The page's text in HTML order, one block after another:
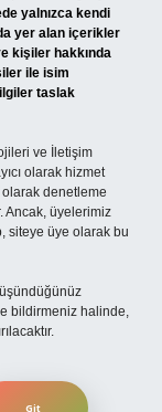
yalnızca kendi
yer alan içerikler
kişiler hakkında
ile isim
taslak
ve İletişim
olarak hizmet
denetleme
Ancak, üyelerimiz
siteye üye olarak bu
bildirmeniz halinde,